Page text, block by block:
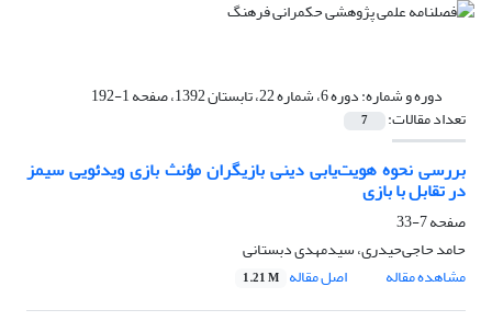
دوره و شماره:دوره 6، شماره 22، تابستان 1392، صفحه 1-192
تعداد مقالات: 7
بررسی نحوه هویت‌یابی دینی بازیگران مؤنث بازی ویدئویی سیمز
در تقابل با بازی
صفحه7-33
حامد حاجی‌حیدری، سیدمهدی دبستانی
مشاهده مقاله
اصل مقاله 1.21 M